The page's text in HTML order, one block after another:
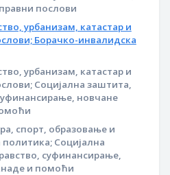
послови
урбанизам, катастар и
Борачко-инвалидска
урбанизам, катастар и
Социјална заштита,
новчане
спорт, образовање и
Социјална
суфинансирање,
и помоћи